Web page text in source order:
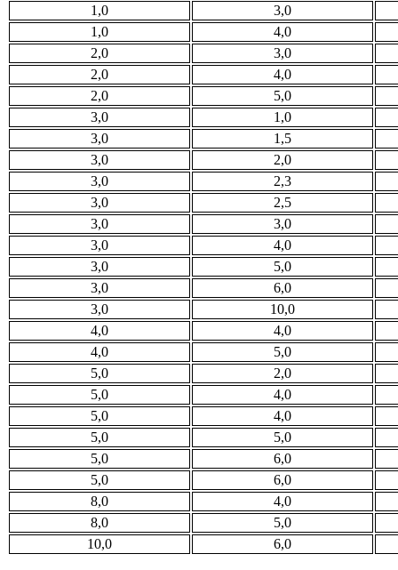
1,0
3,0
1,0
4,0
2,0
3,0
2,0
4,0
2,0
5,0
3,0
1,0
3,0
1,5
3,0
2,0
3,0
2,3
3,0
2,5
3,0
3,0
3,0
4,0
3,0
5,0
3,0
6,0
3,0
10,0
4,0
4,0
4,0
5,0
5,0
2,0
5,0
4,0
5,0
4,0
5,0
5,0
5,0
6,0
5,0
6,0
8,0
4,0
8,0
5,0
10,0
6,0